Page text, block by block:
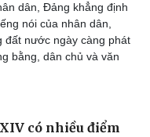
dân, Đảng khẳng định
nói của nhân dân,
đất nước ngày càng phát
bằng, dân chủ và văn
có nhiều điểm